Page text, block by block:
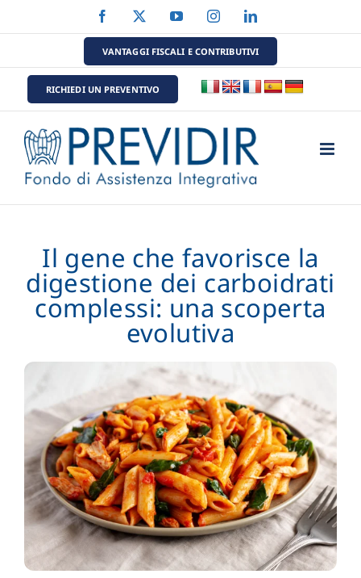
al
Facebook YouTubeInstagramLinkedIn
VANTAGGI FISCALI E CONTRIBUTIVI
RICHIEDI UN PREVENTIVO
Il gene che favorisce la
digestione dei carboidrati
complessi: una scoperta
evolutiva